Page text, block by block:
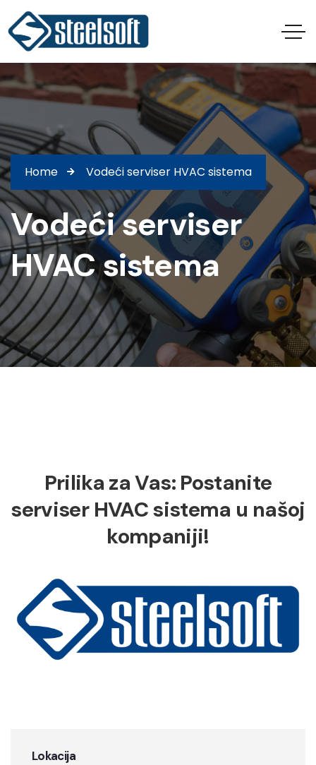
Home Vodeći serviser HVAC sistema
Vodeći serviser
HVAC sistema
Prilika za Vas: Postanite
serviser HVAC sistema u našoj
kompaniji!
Lokacija